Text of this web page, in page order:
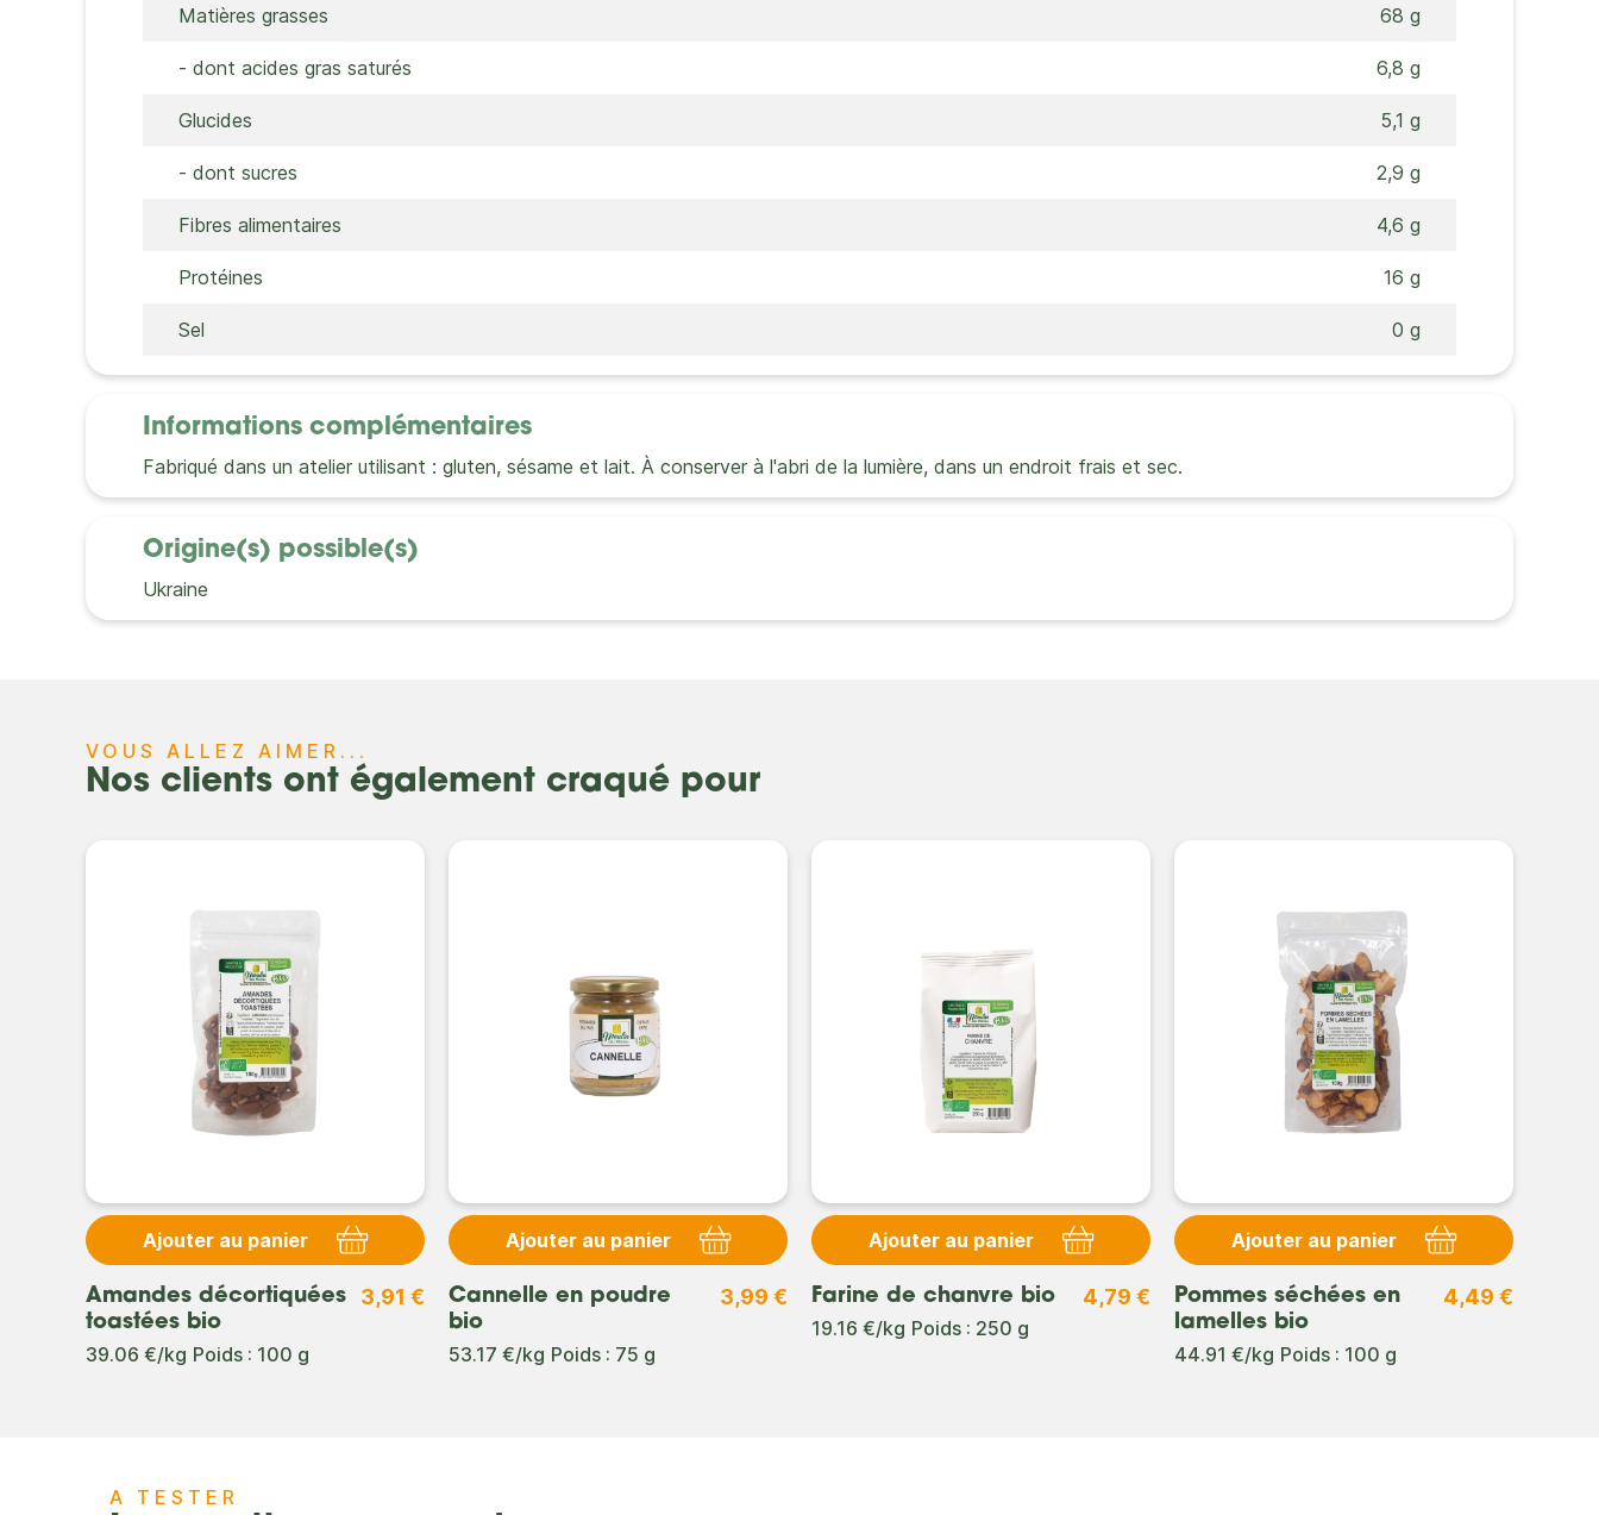
Matières grasses 68 g
- dont acides gras saturés 6,8 g
Glucides 5,1 g
- dont sucres 2,9 g
Fibres alimentaires 4,6 g
Protéines 16 g
Sel 0 g
Informations complémentaires
Fabriqué dans un atelier utilisant : gluten, sésame et lait. À conserver à l'abri de la lumière, dans un endroit frais et sec.
Origine(s) possible(s)
Ukraine
VOUS ALLEZ AIMER...
Nos clients ont également craqué pour
Ajouter au panier
Amandes décortiquées
toastées bio
3,91 €
39.06 €/kg Poids : 100 g
Ajouter au panier
Cannelle en poudre
bio
3,99 €
53.17 €/kg Poids : 75 g
Ajouter au panier
Farine de chanvre bio 4,79 €
19.16 €/kg Poids : 250 g
Ajouter au panier
Pommes séchées en
lamelles bio
4,49 €
44.91 €/kg Poids : 100 g
A TESTER